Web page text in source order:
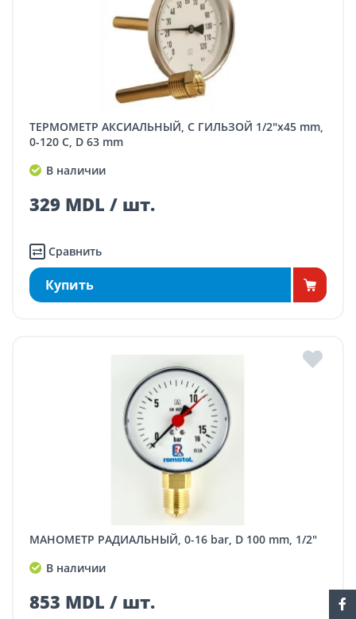
ТЕРМОМЕТР АКСИАЛЬНЫЙ, С ГИЛЬЗОЙ 1/2"x45 mm,
0-120 C, D 63 mm
В наличии
329 MDL / шт.
Сравнить
Купить
МАНОМЕТР РАДИАЛЬНЫЙ, 0-16 bar, D 100 mm, 1/2"
В наличии
853 MDL / шт.